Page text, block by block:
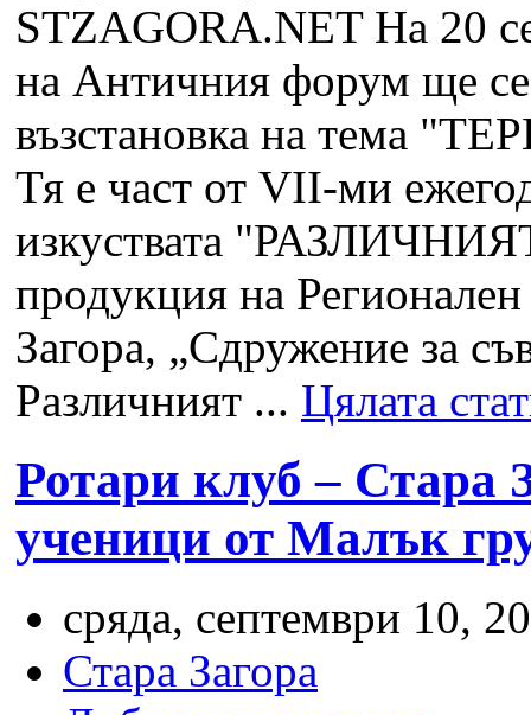
STZAGORA.NET На 20
на Античния форум ще се
възстановка на тема
Тя е част от VІІ-ми
изкуствата
продукция на
Загора, „Сдружение за
Различният ... Цялата
Ротари клуб – Стара
ученици от Малък
сряда, септември 10,
Стара Загора